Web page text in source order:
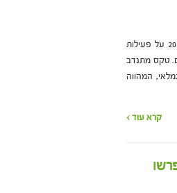
שישה גמלאים תושבי בת ים נבחרו לקבל אות "מתנדב הזהב" לשנת 2017 על פעילות
טקס מתנדב
המהווה
קרא עוד ›